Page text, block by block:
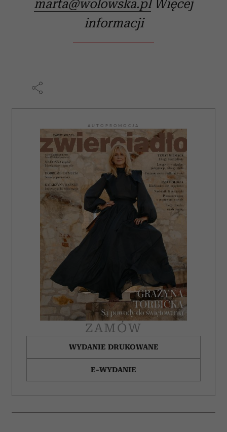
Partnerzy mogą połączyć te informacje z innymi danymi
korzystania z ich usług.
marta@wolowska.plWięcej
informacji
AUTOPROMOCJA
ZAMÓW
WYDANIE DRUKOWANE
E-WYDANIE